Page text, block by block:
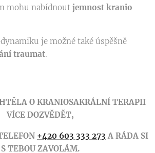
mohu nabídnout jemnost kranio
je možné také úspěšně
traumat.
O KRANIOSAKRÁLNÍ TERAPII
VÍCE DOZVĚDĚT,
+420 603 333 273 A RÁDA SI
S TEBOU ZAVOLÁM.